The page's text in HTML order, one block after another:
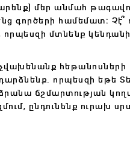
մեր անմահ
գործերի համեմատ։
մտնենք
հեթանոսների
որպեսզի եթե
ճշմարտության
ընդունենք ուրախ